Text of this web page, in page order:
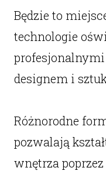
Będzie to
technologie
designem i
Różnorodne
pozwalają
wnętrza